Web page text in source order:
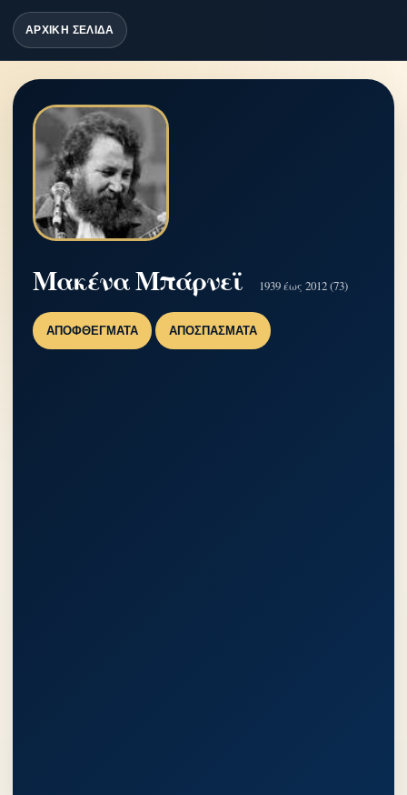
ΑΡΧΙΚΗ ΣΕΛΙΔΑ
Μακένα Μπάρνεϊ 1939 έως 2012 (73)
ΑΠΟΦΘΈΓΜΑΤΑ ΑΠΟΣΠΆΣΜΑΤΑ